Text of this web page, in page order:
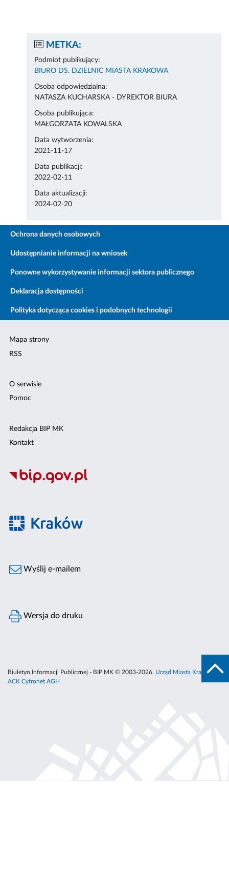
METKA:
Podmiot publikujący:
BIURO DS. DZIELNIC MIASTA KRAKOWA
Osoba odpowiedzialna:
NATASZA KUCHARSKA - DYREKTOR BIURA
Osoba publikująca:
MAŁGORZATA KOWALSKA
Data wytworzenia:
2021-11-17
Data publikacji:
2022-02-11
Data aktualizacji:
2024-02-20
Ochrona danych osobowych
Udostępnianie informacji na wniosek
Ponowne wykorzystywanie informacji sektora publicznego
Deklaracja dostępności
Polityka dotycząca cookies i podobnych technologii
Mapa strony
RSS
O serwisie
Pomoc
Redakcja BIP MK
Kontakt
Wyślij e-mailem
Wersja do druku
Biuletyn Informacji Publicznej - BIP MK © 2003-2026, Urząd Miasta Krakowa
ACK Cyfronet AGH